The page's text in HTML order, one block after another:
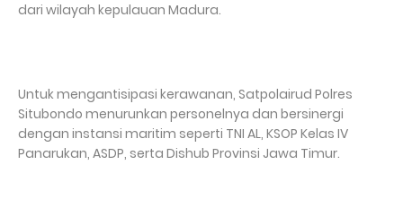
dari wilayah kepulauan Madura.
Untuk mengantisipasi kerawanan, Satpolairud Polres
Situbondo menurunkan personelnya dan bersinergi
dengan instansi maritim seperti TNI AL, KSOP Kelas IV
Panarukan, ASDP, serta Dishub Provinsi Jawa Timur.